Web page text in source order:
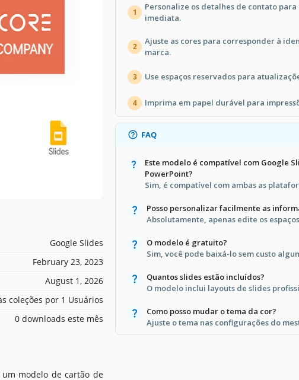
Google Slides
February 23, 2023
August 1, 2026
coleções por 1 Usuários
0 downloads este mês
modelo de cartão de
1
Personalize os detalhes de contato
imediata.
2
Ajuste as cores para corresponder à
marca.
3 Use espaços reservados para
4 Imprima em papel durável para
FAQ
Este modelo é compatível com Google
PowerPoint?
Sim, é compatível com ambas as
Posso personalizar facilmente as
Absolutamente, apenas edite os
O modelo é gratuito?
Sim, você pode baixá-lo sem custo
Quantos slides estão incluídos?
O modelo inclui layouts de slides
Como posso mudar o tema da cor?
Ajuste o tema nas configurações do